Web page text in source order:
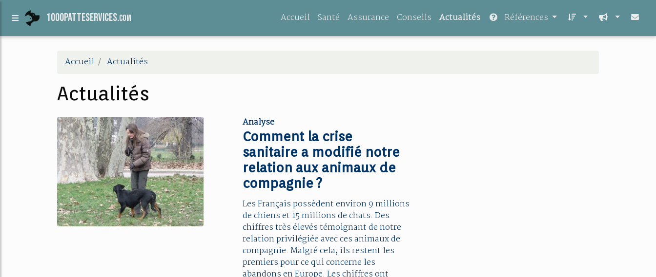
1000patteservices.com Accueil Santé Assurance Conseils Actualités Références
Accueil Actualités
Actualités
Analyse
Comment la crise
sanitaire a modifié notre
relation aux animaux de
compagnie ?
Les Français possèdent environ 9 millions
de chiens et 15 millions de chats. Des
chiffres très élevés témoignant de notre
relation privilégiée avec ces animaux de
compagnie. Malgré cela, ils restent les
premiers pour ce qui concerne les
abandons en Europe. Les chiffres ont